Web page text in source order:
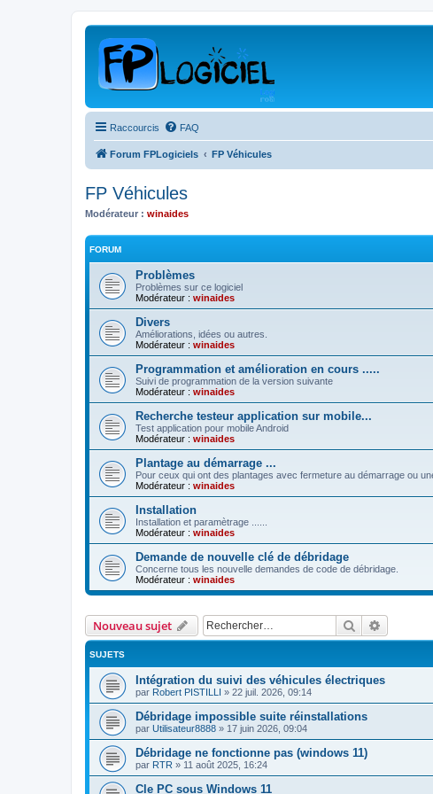
Raccourcis FAQ
Forum FPLogiciels FP Véhicules
FP Véhicules
Modérateur : winaides
FORUM
Problèmes
Problèmes sur ce logiciel
Modérateur : winaides
Divers
Améliorations, idées ou autres.
Modérateur : winaides
Programmation et amélioration en cours .....
Suivi de programmation de la version suivante
Modérateur : winaides
Recherche testeur application sur mobile...
Test application pour mobile Android
Modérateur : winaides
Plantage au démarrage ...
Pour ceux qui ont des plantages avec fermeture au démarrage ou
Modérateur : winaides
Installation
Installation et paramètrage ......
Modérateur : winaides
Demande de nouvelle clé de débridage
Concerne tous les nouvelle demandes de code de débridage.
Modérateur : winaides
Nouveau sujet Rechercher
SUJETS
Intégration du suivi des véhicules électriques
par Robert PISTILLI » 22 juil. 2026, 09:14
Débridage impossible suite réinstallations
par Utilisateur8888 » 17 juin 2026, 09:04
Débridage ne fonctionne pas (windows 11)
par RTR » 11 août 2025, 16:24
Cle PC sous Windows 11